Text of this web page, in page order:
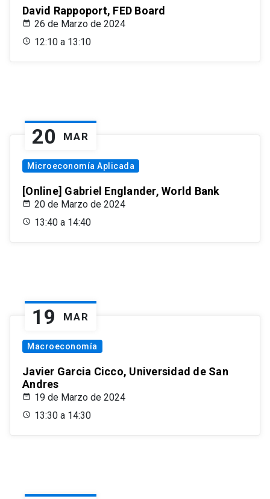
David Rappoport, FED Board
26 de Marzo de 2024
12:10 a 13:10
20 MAR
Microeconomía Aplicada
[Online] Gabriel Englander, World Bank
20 de Marzo de 2024
13:40 a 14:40
19 MAR
Macroeconomía
Javier Garcia Cicco, Universidad de San
Andres
19 de Marzo de 2024
13:30 a 14:30